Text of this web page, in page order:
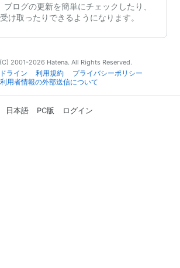
ログの更新を簡単にチェックしたり、
け取ったりできるようになります。
2001-2026 Hatena. All Rights Reserved.
ライン 利用規約
プライバシーポリシー
利用者情報の外部送信について
日本語 PC版 ログイン